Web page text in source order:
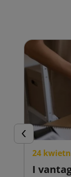
Precedente
24
I